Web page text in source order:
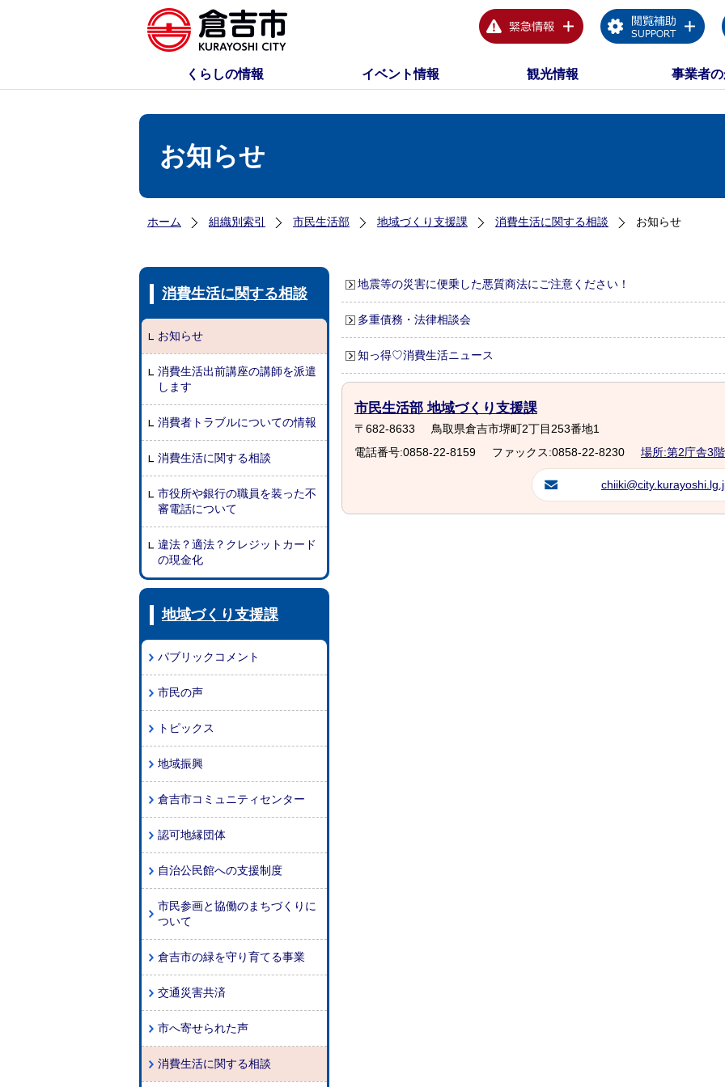
くらしの情報 イベント情報 観光情報 事業者
お知らせ
ホーム 組織別索引 市民生活部 地域づくり支援課 消費生活に関する相談 お知らせ
消費生活に関する相談
お知らせ
消費生活出前講座の講師を派遣
します
消費者トラブルについての情報
消費生活に関する相談
市役所や銀行の職員を装った不
審電話について
違法？適法？クレジットカード
の現金化
地域づくり支援課
パブリックコメント
市民の声
トピックス
地域振興
倉吉市コミュニティセンター
認可地縁団体
自治公民館への支援制度
市民参画と協働のまちづくりに
ついて
倉吉市の緑を守り育てる事業
交通災害共済
市へ寄せられた声
消費生活に関する相談
地震等の災害に便乗した悪質商法にご注意ください！
多重債務・法律相談会
知っ得♡消費生活ニュース
市民生活部 地域づくり支援課
〒682-8633
鳥取県倉吉市堺町2丁目253番地1
電話番号:0858-22-8159
ファックス:0858-22-8230 場所:第2庁舎3階